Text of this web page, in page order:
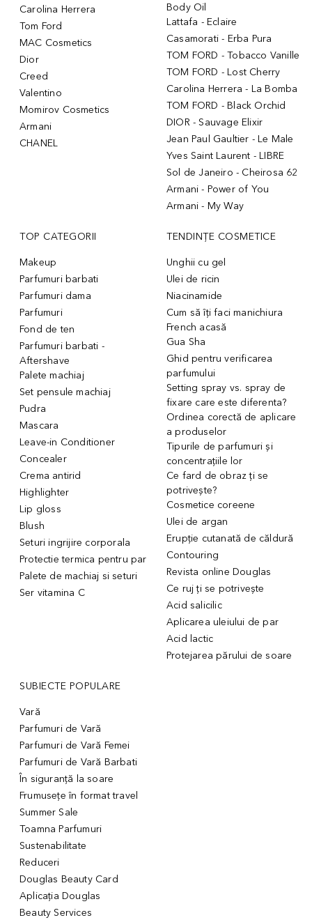
Carolina Herrera
Tom Ford
MAC Cosmetics
Dior
Creed
Valentino
Momirov Cosmetics
Armani
CHANEL
Body Oil
Lattafa - Eclaire
Casamorati - Erba Pura
TOM FORD - Tobacco Vanille
TOM FORD - Lost Cherry
Carolina Herrera - La Bomba
TOM FORD - Black Orchid
DIOR - Sauvage Elixir
Jean Paul Gaultier - Le Male
Yves Saint Laurent - LIBRE
Sol de Janeiro - Cheirosa 62
Armani - Power of You
Armani - My Way
TOP CATEGORII
Makeup
Parfumuri barbati
Parfumuri dama
Parfumuri
Fond de ten
Parfumuri barbati -
Aftershave
Palete machiaj
Set pensule machiaj
Pudra
Mascara
Leave-in Conditioner
Concealer
Crema antirid
Highlighter
Lip gloss
Blush
Seturi ingrijire corporala
Protectie termica pentru par
Palete de machiaj si seturi
Ser vitamina C
TENDINȚE COSMETICE
Unghii cu gel
Ulei de ricin
Niacinamide
Cum să îți faci manichiura
French acasă
Gua Sha
Ghid pentru verificarea
parfumului
Setting spray vs. spray de
fixare care este diferenta?
Ordinea corectă de aplicare
a produselor
Tipurile de parfumuri și
concentrațiile lor
Ce fard de obraz ți se
potrivește?
Cosmetice coreene
Ulei de argan
Erupție cutanată de căldură
Contouring
Revista online Douglas
Ce ruj ți se potrivește
Acid salicilic
Aplicarea uleiului de par
Acid lactic
Protejarea părului de soare
SUBIECTE POPULARE
Vară
Parfumuri de Vară
Parfumuri de Vară Femei
Parfumuri de Vară Barbati
În siguranță la soare
Frumusețe în format travel
Summer Sale
Toamna Parfumuri
Sustenabilitate
Reduceri
Douglas Beauty Card
Aplicația Douglas
Beauty Services